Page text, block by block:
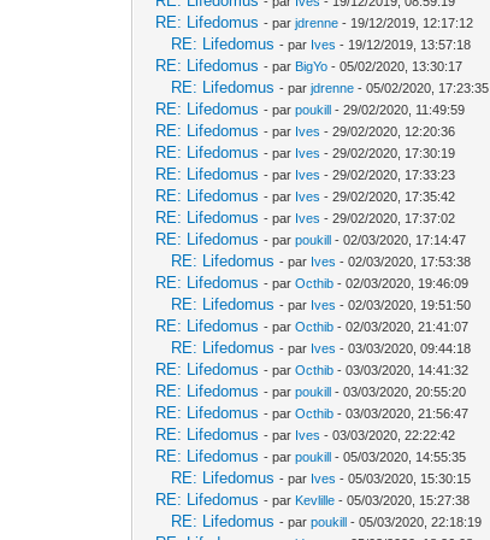
RE: Lifedomus - parjdrenne - 19/12/2019, 12:17:12
RE: Lifedomus - par Ives - 19/12/2019, 13:57:18
RE: Lifedomus - par BigYo - 05/02/2020, 13:30:17
RE: Lifedomus - parjdrenne - 05/02/2020, 17:23:35
RE: Lifedomus - parpoukill - 29/02/2020, 11:49:59
RE: Lifedomus - par Ives - 29/02/2020, 12:20:36
RE: Lifedomus - par Ives - 29/02/2020, 17:30:19
RE: Lifedomus - par Ives - 29/02/2020, 17:33:23
RE: Lifedomus - par Ives - 29/02/2020, 17:35:42
RE: Lifedomus - par Ives - 29/02/2020, 17:37:02
RE: Lifedomus - parpoukill - 02/03/2020, 17:14:47
RE: Lifedomus - par Ives - 02/03/2020, 17:53:38
RE: Lifedomus - parOcthib - 02/03/2020, 19:46:09
RE: Lifedomus - par Ives - 02/03/2020, 19:51:50
RE: Lifedomus - parOcthib - 02/03/2020, 21:41:07
RE: Lifedomus - par Ives - 03/03/2020, 09:44:18
RE: Lifedomus - parOcthib - 03/03/2020, 14:41:32
RE: Lifedomus - parpoukill - 03/03/2020, 20:55:20
RE: Lifedomus - parOcthib - 03/03/2020, 21:56:47
RE: Lifedomus - par Ives - 03/03/2020, 22:22:42
RE: Lifedomus - parpoukill - 05/03/2020, 14:55:35
RE: Lifedomus - par Ives - 05/03/2020, 15:30:15
RE: Lifedomus - par Kevlille - 05/03/2020, 15:27:38
RE: Lifedomus - parpoukill - 05/03/2020, 22:18:19